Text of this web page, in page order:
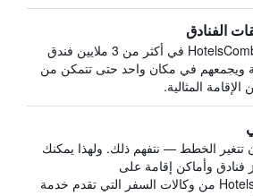
الفنادق
يبحث HotelsCombined في أكثر من 3 ملايين فندق
ويجمعهم في مكان واحد حتى تتمكن من
المثالية.
تتغير الخطط — نتفهم ذلك. ولهذا يمكنك
وأماكن إقامة على
HotelsCombined من وكالات السفر التي تقدم خدمة